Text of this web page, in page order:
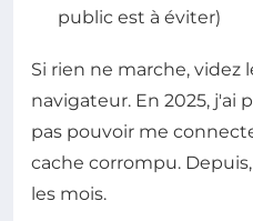
public est à éviter)
Si rien ne marche, videz
navigateur. En 2025, j'ai
pas pouvoir me
cache corrompu.
les mois.